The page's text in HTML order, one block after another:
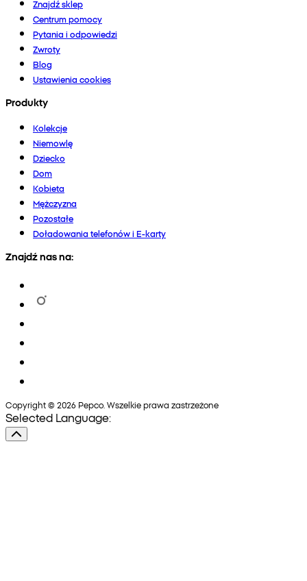
Znajdź sklep
Centrum pomocy
Pytania i odpowiedzi
Zwroty
Blog
Ustawienia cookies
Produkty
Kolekcje
Niemowlę
Dziecko
Dom
Kobieta
Mężczyzna
Pozostałe
Doładowania telefonów i E-karty
Znajdź nas na:
Copyright © 2026 Pepco. Wszelkie prawa zastrzeżone
Selected Language: